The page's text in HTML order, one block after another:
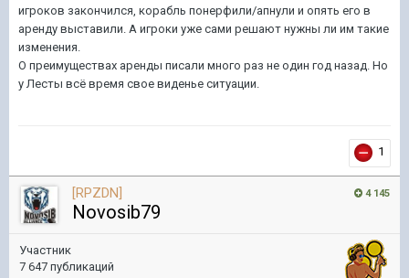
игроков закончился, корабль понерфили/апнули и опять его в
аренду выставили. А игроки уже сами решают нужны ли им такие
изменения.
О преимуществах аренды писали много раз не один год назад. Но
у Лесты всё время свое виденье ситуации.
1
4 145
[RPZDN]
Novosib79
Участник
7 647 публикаций